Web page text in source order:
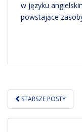
w języku
powstające
POSTÓW
STARSZE POSTY